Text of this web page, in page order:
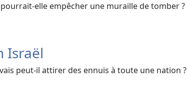
elle empêcher une muraille de tomber ?
Israël
peut-il attirer des ennuis à toute une nation ?